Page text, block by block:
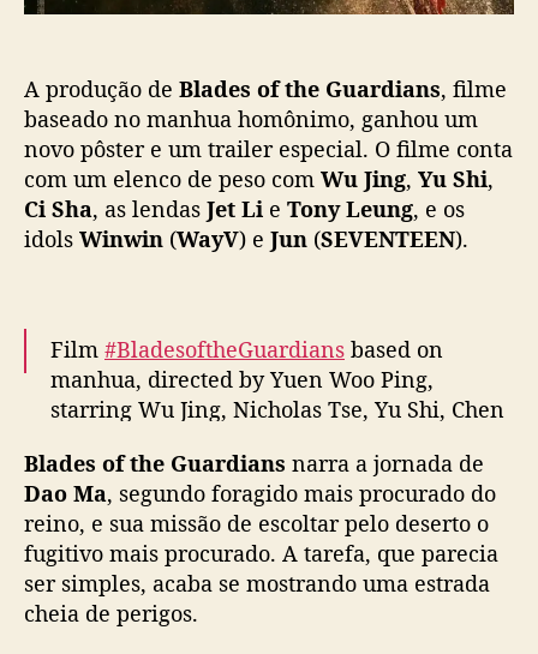
e
a
r
d
i
a
n
s
a
z
W
n
w
i
n
W
A produção de Blades of the Guardians, filme
baseado no manhua homônimo, ganhou um
novo pôster e um trailer especial. O filme conta
com um elenco de peso com Wu Jing, Yu Shi,
Ci Sha, as lendas Jet Li e Tony Leung, e os
idols Winwin (WayV) e Jun (SEVENTEEN).
Film #BladesoftheGuardians based on
manhua, directed by Yuen Woo Ping,
starring Wu Jing, Nicholas Tse, Yu Shi, Chen
app by Tony Leung Ka-fai, Zhang Jin, Kara
Wai & Jet Li, announces CNY’s theatrical
release#镖人pic.twitter.com/ws2DEdo7so
— cdrama tweets (@dramapotatoe)January
19, 2026
Blades of the Guardians narra a jornada de
Dao Ma, segundo foragido mais procurado do
reino, e sua missão de escoltar pelo deserto o
fugitivo mais procurado. A tarefa, que parecia
ser simples, acaba se mostrando uma estrada
cheia de perigos.